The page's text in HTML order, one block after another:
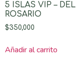
5 ISLAS VIP – DEL
ROSARIO
$350,000
Añadir al carrito